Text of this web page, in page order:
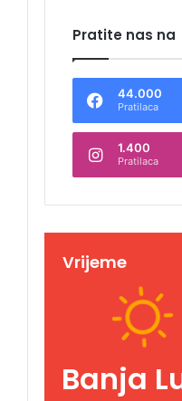
Pratite nas na
44.000
Pratilaca
1.400
Pratilaca
Vrijeme
Banja